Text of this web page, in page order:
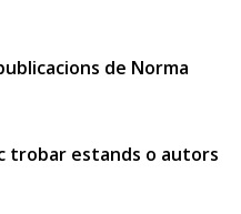
de Norma
trobar estands o autors